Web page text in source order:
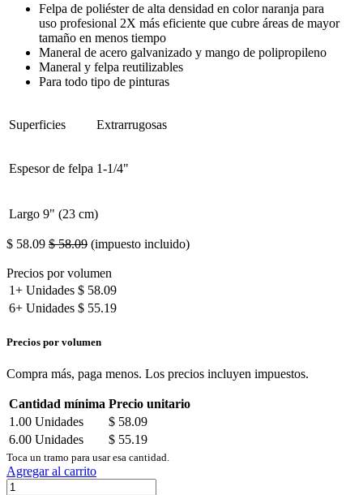
Felpa de poliéster de alta densidad en color naranja para
uso profesional 2X más eficiente que cubre áreas de mayor
tamaño en menos tiempo
Maneral de acero galvanizado y mango de polipropileno
Maneral y felpa reutilizables
Para todo tipo de pinturas
Superficies Extrarrugosas
Espesor de felpa 1-1/4"
Largo 9" (23 cm)
$ 58.09 $58.09 (impuesto incluido)
Precios por volumen
1+ Unidades $ 58.09
6+ Unidades $ 55.19
Precios por volumen
Compra más, paga menos. Los precios incluyen impuestos.
Cantidad mínima Precio unitario
1.00 Unidades $ 58.09
6.00 Unidades $ 55.19
Toca un tramo para usar esa cantidad.
Agregar al carrito